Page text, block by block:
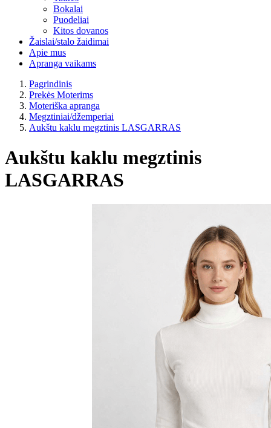
Bokalai
Puodeliai
Kitos dovanos
Žaislai/stalo žaidimai
Apie mus
Apranga vaikams
Pagrindinis
Prekės Moterims
Moteriška apranga
Megztiniai/džemperiai
Aukštu kaklu megztinis LASGARRAS
Aukštu kaklu megztinis
LASGARRAS